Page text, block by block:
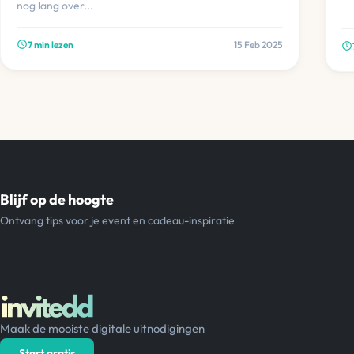
nog lang over...
schedule7 min lezen 15 Feb 2025 schedule
Blijf op de hoogte
Ontvang tips voor je event en cadeau-inspiratie
Maak de mooiste digitale uitnodigingen